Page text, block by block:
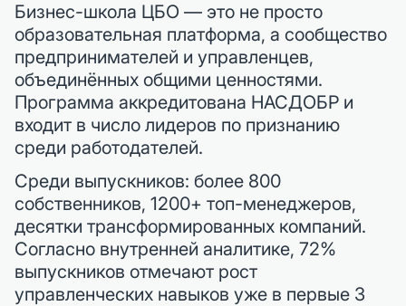
Бизнес-школа ЦБО — это не просто
образовательная платформа, а сообщество
предпринимателей и управленцев,
объединённых общими ценностями.
Программа аккредитована НАСДОБР и
входит в число лидеров по признанию
среди работодателей.
Среди выпускников: более 800
собственников, 1200+ топ-менеджеров,
десятки трансформированных компаний.
Согласно внутренней аналитике, 72%
выпускников отмечают рост
управленческих навыков уже в первые 3